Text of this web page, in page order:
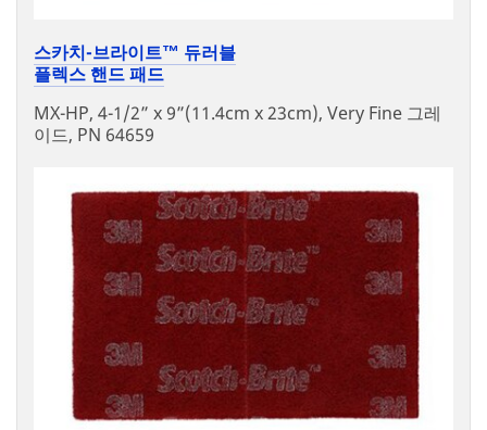
스카치-브라이트™ 듀러블
플렉스 핸드 패드
MX-HP, 4-1/2” x 9”(11.4cm x 23cm), Very Fine 그레
이드, PN 64659